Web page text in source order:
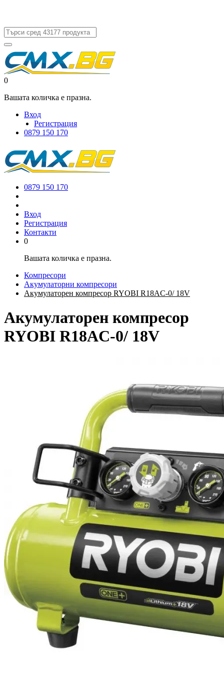
0
Вашата количка е празна.
Вход
Регистрация
0879 150 170
0879 150 170
Вход
Регистрация
Контакти
0
Вашата количка е празна.
Компресори
Акумулаторни компресори
Акумулаторен компресор RYOBI R18AC-0/ 18V
Акумулаторен компресор
RYOBI R18AC-0/ 18V